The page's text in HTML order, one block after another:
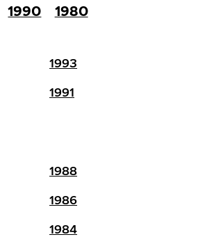
1990
1980
1993
1991
1988
1986
1984